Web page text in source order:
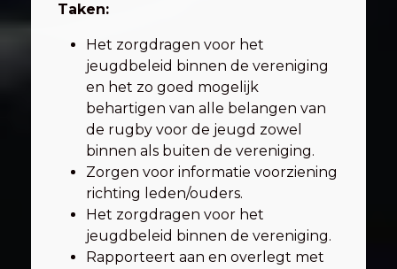
Taken:
Het zorgdragen voor het
jeugdbeleid binnen de vereniging
en het zo goed mogelijk
behartigen van alle belangen van
de rugby voor de jeugd zowel
binnen als buiten de vereniging.
Zorgen voor informatie voorziening
richting leden/ouders.
Het zorgdragen voor het
jeugdbeleid binnen de vereniging.
Rapporteert aan en overlegt met